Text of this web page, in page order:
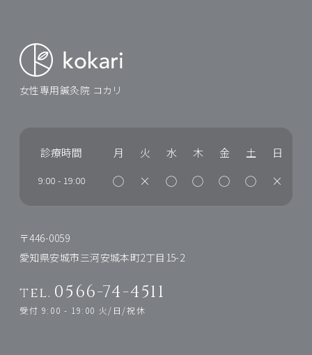
女性専用鍼灸院 コカリ
診療時間 月 火 水 木 金 土 日
9:00 - 19:00 ◯ × ◯ ◯ ◯ ◯ ×
〒446-0059
愛知県安城市三河安城本町2丁目15-2
tel. 0566-74-4511
受付 9:00 - 19:00 火/日/祝休